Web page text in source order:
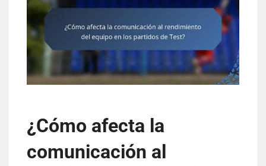
¿Cómo afecta la
comunicación al